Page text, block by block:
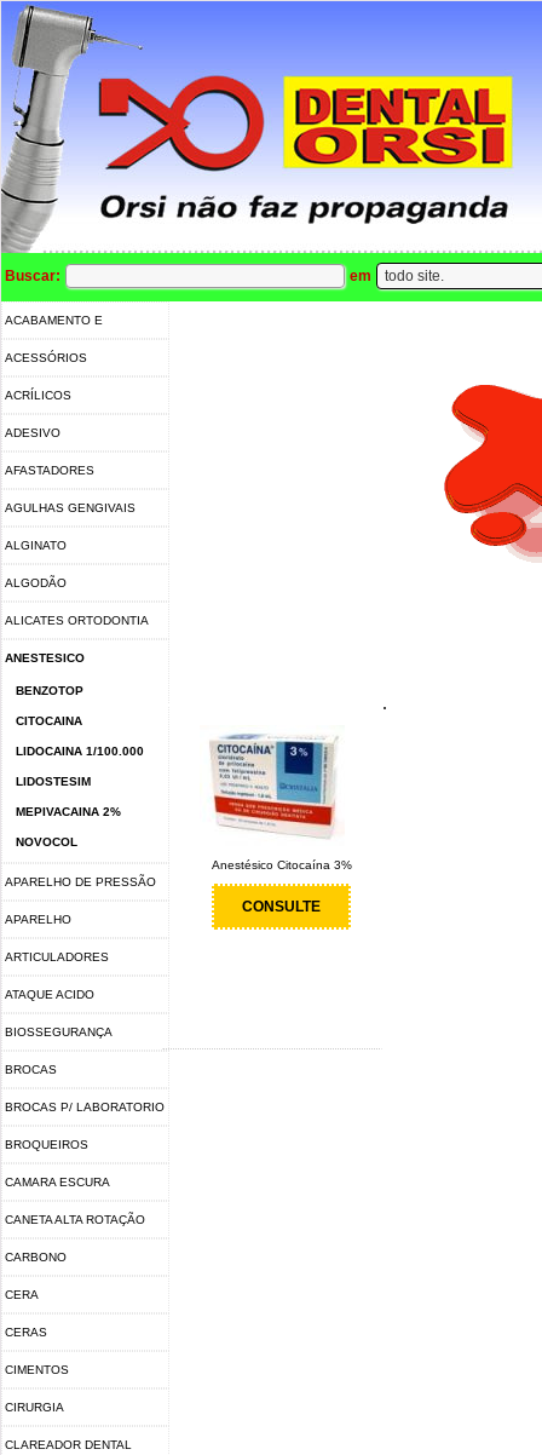
Buscar: em
ACABAMENTO E
POLIMENTO
ACESSÓRIOS
ACRÍLICOS
ADESIVO
AFASTADORES
AGULHAS GENGIVAIS
ALGINATO
ALGODÃO
ALICATES ORTODONTIA
ANESTESICO
BENZOTOP
CITOCAINA
LIDOCAINA 1/100.000
LIDOSTESIM
MEPIVACAINA 2%
NOVOCOL
APARELHO DE PRESSÃO
APARELHO
ARTICULADORES
ATAQUE ACIDO
BIOSSEGURANÇA
BROCAS
BROCAS P/ LABORATORIO
BROQUEIROS
CAMARA ESCURA
CANETA ALTA ROTAÇÃO
CARBONO
CERA
CERAS
CIMENTOS
CIRURGIA
CLAREADOR DENTAL
Anestésico Citocaína 3%
CONSULTE
.